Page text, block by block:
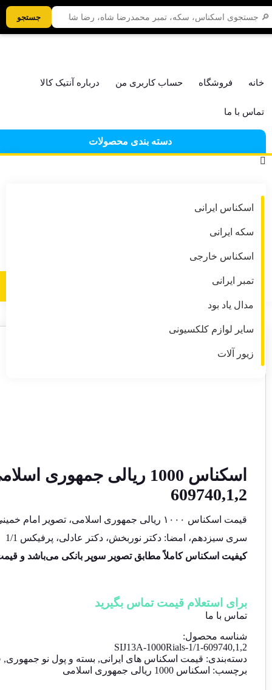
خانه فروشگاه حساب کاربری من درباره آنتیک کالا
تماس با ما
دسته بندی محصولات
اسکناس ایرانی
سکه ایرانی
اسکناس خارجی
تمبر ایرانی
مدال یاد بود
سایر لوازم کلکسیونی
زیور آلات
609740,1,2
قیمت اسکناس ۱۰۰۰ ریالی جمهوری اسلامی
، تصویر امام
سری سیزدهم، امضا: دکتر نوربخش، دکتر عادلی، پرفیکس 1/1
کیفیت اسکناس کاملاً مطابق تصویر سوپر بانکی می‌باشد و قیمت درج شده
برای استعلام قیمت تماس بگیرید
تماس با ما
شناسه محصول:
SIJ13A-1000Rials-1/1-609740,1,2
دسته‌بندی: قیمت اسکناس های ایرانی, بسته و پول نو جمهوری,
برچسب: اسکناس 1000 ریالی جمهوری اسلامی
جستجو